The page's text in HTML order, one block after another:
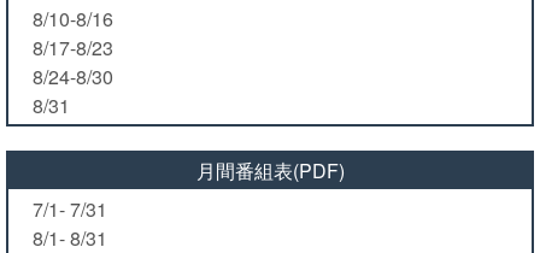
8/10-8/16
8/17-8/23
8/24-8/30
8/31
月間番組表(PDF)
7/1- 7/31
8/1- 8/31